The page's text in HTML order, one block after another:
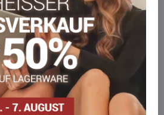
bestellen, als wir
wir füllen die Ware für Sie